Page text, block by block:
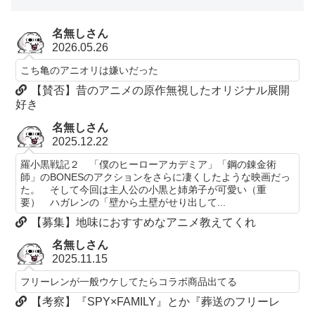
名無しさん
2026.05.26
こち亀のアニオリは嫌いだった
【賛否】昔のアニメの原作無視したオリジナル展開
好き
名無しさん
2025.12.22
羅小黒戦記２ 「僕のヒーローアカデミア」「鋼の錬金術
師」のBONESのアクションをさらに凄くしたような映画だっ
た。 そして今回は主人公の小黒と姉弟子が可愛い（重
要） ハガレンの「壁から土壁がせり出して...
【募集】地味におすすめなアニメ教えてくれ
名無しさん
2025.11.15
フリーレンが一般ウケしてたらコラボ商品出てる
【考察】『SPY×FAMILY』とか『葬送のフリーレ